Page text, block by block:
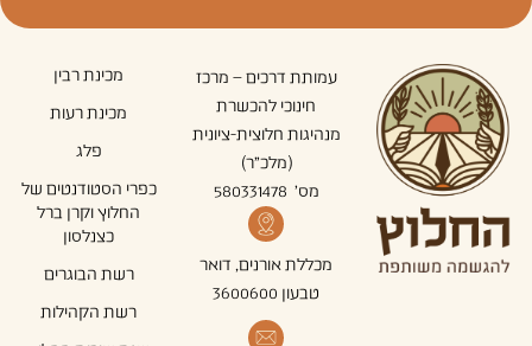
עמותת דרכים – מרכז
חינוכי להכשרת
מנהיגות חלוצית-ציונית
(מלכ"ר)
מס' 580331478
מכללת אורנים, דואר
טבעון 3600600
מכינת רבין
מכינת רעות
פלג
כפרי הסטודנטים של
החלוץ וקרן ברל
כצנלסון
רשת הבוגרים
רשת הקהילות